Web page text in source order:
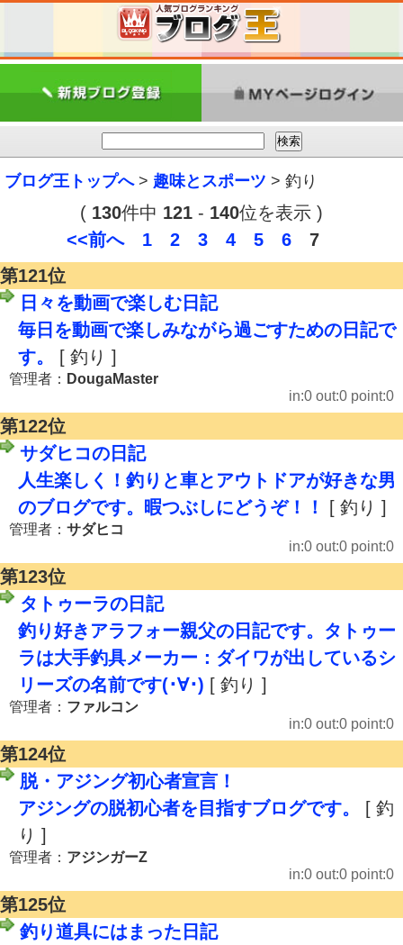
ブログ王トップへ> 趣味とスポーツ > 釣り
( 130件中 121 - 140位を表示 )
<<前へ
1 2 3 4 5 6
7
第121位
日々を動画で楽しむ日記
毎日を動画で楽しみながら過ごすための日記で
す。
[ 釣り ]
管理者： DougaMaster
in:0 out:0 point:0
第122位
サダヒコの日記
人生楽しく！釣りと車とアウトドアが好きな男
のブログです。暇つぶしにどうぞ！！
[ 釣り ]
管理者： サダヒコ
in:0 out:0 point:0
第123位
タトゥーラの日記
釣り好きアラフォー親父の日記です。タトゥー
ラは大手釣具メーカー：ダイワが出しているシ
リーズの名前です(･∀･) [ 釣り ]
管理者： ファルコン
in:0 out:0 point:0
第124位
脱・アジング初心者宣言！
アジングの脱初心者を目指すブログです。
[ 釣
り ]
管理者： アジンガーZ
in:0 out:0 point:0
第125位
釣り道具にはまった日記